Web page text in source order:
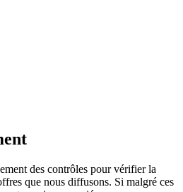
des contrôles pour vérifier la
que nous diffusons. Si malgré ces